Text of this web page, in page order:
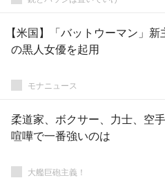
【米国】「バットウーマン」
の黒人女優を起用
モナニュース
柔道家、ボクサー、力士、空
喧嘩で一番強いのは
大艦巨砲主義！